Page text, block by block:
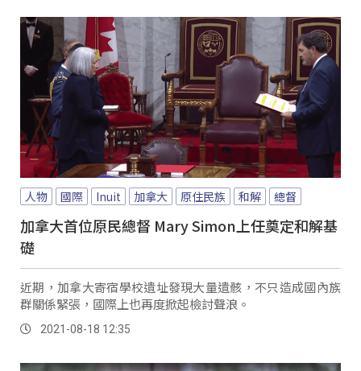
人物 國際 Inuit 加拿大 原住民族 和解 總督
加拿大首位原民總督 Mary Simon上任奠定和解基
礎
近期，加拿大寄宿學校遺址發現大量遺骸，不只造成國內族
群關係緊張，國際上也再度掀起檢討聲浪。
2021-08-18 12:35